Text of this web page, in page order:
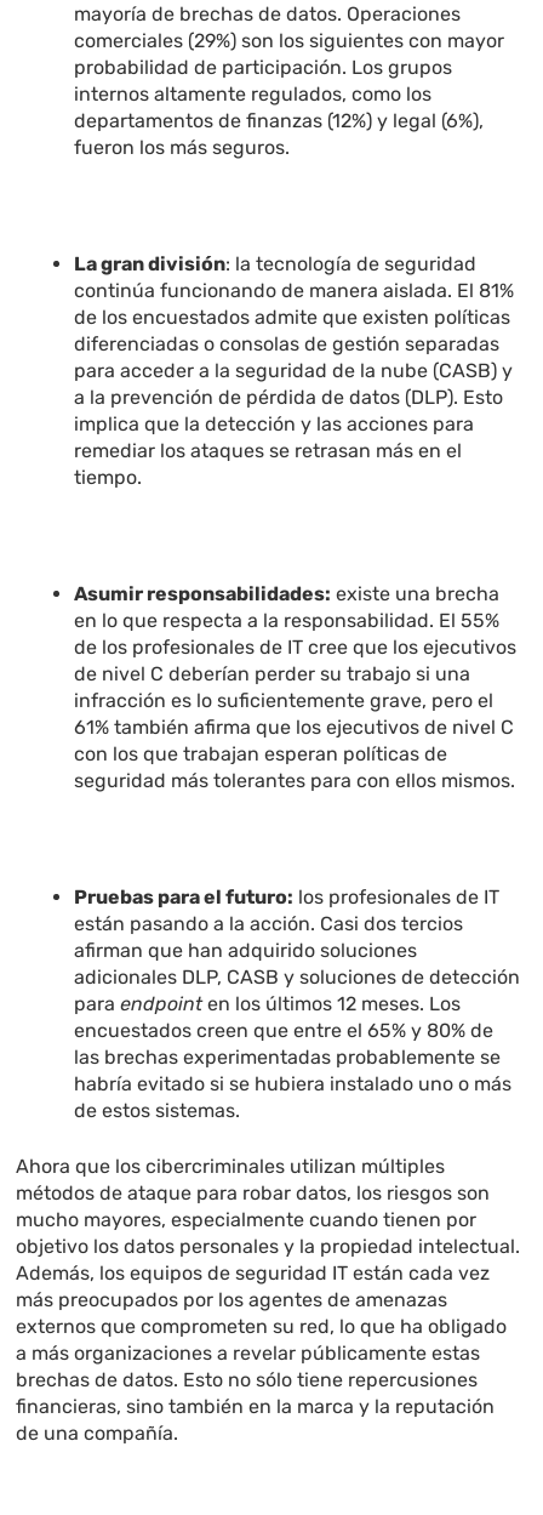
mayoría de brechas de datos. Operaciones
comerciales (29%) son los siguientes con mayor
probabilidad de participación. Los grupos
internos altamente regulados, como los
departamentos de finanzas (12%) y legal (6%),
fueron los más seguros.
La gran división: la tecnología de seguridad
continúa funcionando de manera aislada. El 81%
de los encuestados admite que existen políticas
diferenciadas o consolas de gestión separadas
para acceder a la seguridad de la nube (CASB) y
a la prevención de pérdida de datos (DLP). Esto
implica que la detección y las acciones para
remediar los ataques se retrasan más en el
tiempo.
Asumir responsabilidades: existe una brecha
en lo que respecta a la responsabilidad. El 55%
de los profesionales de IT cree que los ejecutivos
de nivel C deberían perder su trabajo si una
infracción es lo suficientemente grave, pero el
61% también afirma que los ejecutivos de nivel C
con los que trabajan esperan políticas de
seguridad más tolerantes para con ellos mismos.
Pruebas para el futuro: los profesionales de IT
están pasando a la acción. Casi dos tercios
afirman que han adquirido soluciones
adicionales DLP, CASB y soluciones de detección
paraendpointen los últimos 12 meses. Los
encuestados creen que entre el 65% y 80% de
las brechas experimentadas probablemente se
habría evitado si se hubiera instalado uno o más
de estos sistemas.
Ahora que los cibercriminales utilizan múltiples
métodos de ataque para robar datos, los riesgos son
mucho mayores, especialmente cuando tienen por
objetivo los datos personales y la propiedad intelectual.
Además, los equipos de seguridad IT están cada vez
más preocupados por los agentes de amenazas
externos que comprometen su red, lo que ha obligado
a más organizaciones a revelar públicamente estas
brechas de datos. Esto no sólo tiene repercusiones
financieras, sino también en la marca y la reputación
de una compañía.